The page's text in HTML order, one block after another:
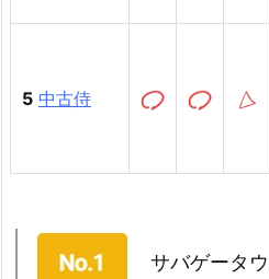
5 中古侍
サバゲータ